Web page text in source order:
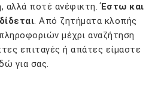
αλλά ποτέ ανέφικτη.Έστω και
. Από ζητήματα κλοπής
μέχρι αναζήτηση
επιταγές ή απάτες είμαστε
για σας.